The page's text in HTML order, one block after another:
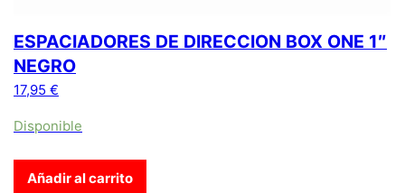
ESPACIADORES DE DIRECCION BOX ONE 1″
NEGRO
17,95 €
Disponible
Añadir al carrito